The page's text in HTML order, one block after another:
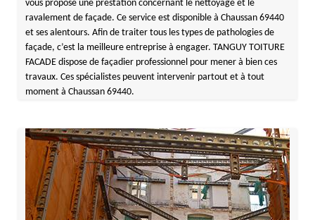
vous propose une prestation concernant le nettoyage et le
ravalement de façade. Ce service est disponible à Chaussan 69440
et ses alentours. Afin de traiter tous les types de pathologies de
façade, c’est la meilleure entreprise à engager. TANGUY TOITURE
FACADE dispose de façadier professionnel pour mener à bien ces
travaux. Ces spécialistes peuvent intervenir partout et à tout
moment à Chaussan 69440.